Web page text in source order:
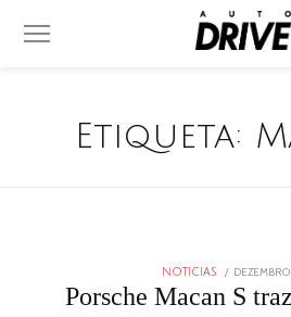
Etiqueta:
NOTICIAS
POSTED
ON
DEZEMBRO
Porsche Macan S